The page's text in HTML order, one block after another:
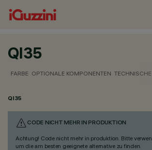
QI35
FARBE OPTIONALE KOMPONENTEN
QI35
CODE NICHT MEHR IN PRODUKTION
Achtung! Code nicht mehr in produktion. Bitte
um die am besten geeignete alternative zu finden.